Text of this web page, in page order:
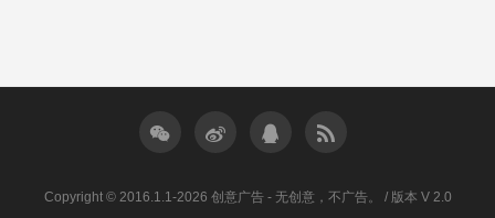
Copyright © 2016.1.1-2026 创意广告 - 无创意，不广告。 / 版本 V 2.0